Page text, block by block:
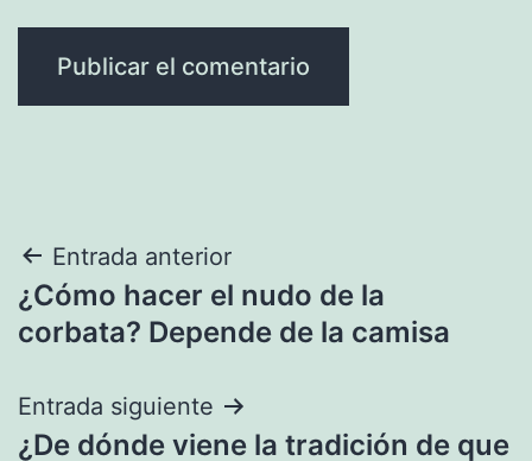
Navegación
de
Entrada anterior
¿Cómo hacer el nudo de la
corbata? Depende de la camisa
Entrada siguiente
¿De dónde viene la tradición de que